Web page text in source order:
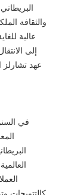
والثقافة
عالية
إلى
عهد
في
كالتتويجات